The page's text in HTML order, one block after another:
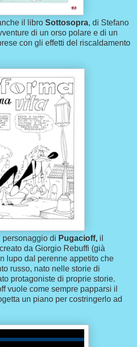
il libro Sottosopra, di Stefano
di un orso polare e di un
con gli effetti del riscaldamento
personaggio di Pugacioff, il
da Giorgio Rebuffi (già
lupo dal perenne appetito che
russo, nato nelle storie di
protagoniste di proprie storie.
vuole come sempre papparsi il
un piano per costringerlo ad